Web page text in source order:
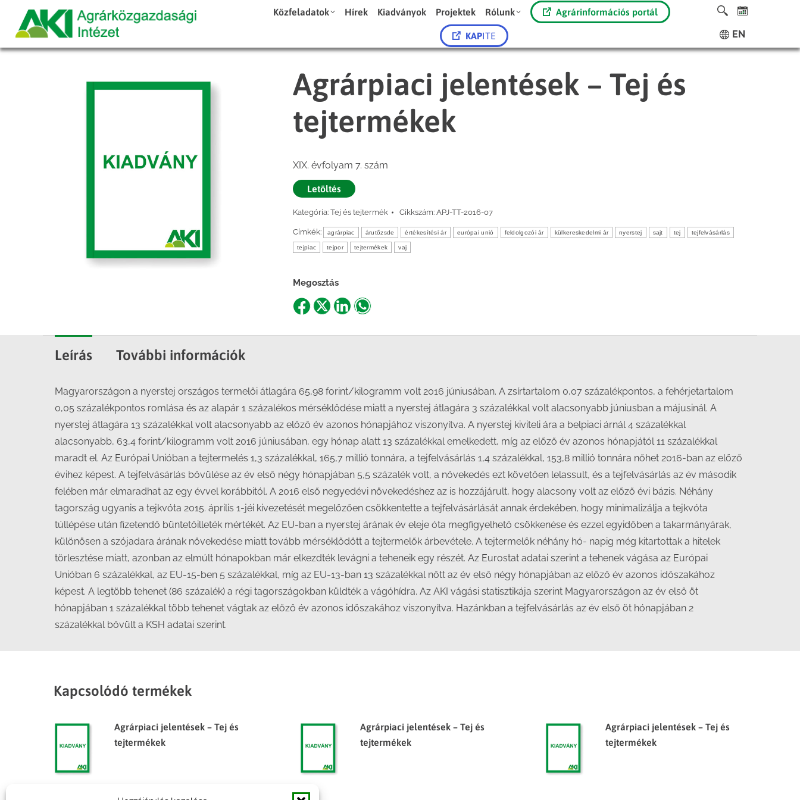
Közfeladatok Hírek Kiadványok Projektek Rólunk Agrárinformációs portál
KAPITE EN
Agrárpiaci jelentések – Tej és
tejtermékek
XIX. évfolyam 7. szám
Letöltés
Kategória: Tej és tejtermék Cikkszám: APJ-TT-2016-07
Címkék: agrárpiac árutőzsde értékesítési ár európai unió feldolgozói ár külkereskedelmi ár nyerstej sajt tej tejfelvásárlás
tejpiac tejpor tejtermékek vaj
Megosztás
ShareShareShareShare
Leírás További információk
Magyarországon a nyerstej országos termelői átlagára 65,98 forint/kilogramm volt 2016 júniusában. A zsírtartalom 0,07 százalékpontos, a fehérjetartalom
0,05 százalékpontos romlása és az alapár 1 százalékos mérséklődése miatt a nyerstej átlagára 3 százalékkal volt alacsonyabb júniusban a májusinál. A
nyerstej átlagára 13 százalékkal volt alacsonyabb az előző év azonos hónapjához viszonyítva. A nyerstej kiviteli ára a belpiaci árnál 4 százalékkal
alacsonyabb, 63,4 forint/kilogramm volt 2016 júniusában, egy hónap alatt 13 százalékkal emelkedett, míg az előző év azonos hónapjától 11 százalékkal
maradt el. Az Európai Unióban a tejtermelés 1,3 százalékkal, 165,7 millió tonnára, a tejfelvásárlás 1,4 százalékkal, 153,8 millió tonnára nőhet 2016-ban az előző
évihez képest. A tejfelvásárlás bővülése az év első négy hónapjában 5,5 százalék volt, a növekedés ezt követően lelassult, és a tejfelvásárlás az év második
felében már elmaradhat az egy évvel korábbitól. A 2016 első negyedévi növekedéshez az is hozzájárult, hogy alacsony volt az előző évi bázis. Néhány
tagország ugyanis a tejkvóta 2015. április 1-jéi kivezetését megelőzően csökkentette a tejfelvásárlását annak érdekében, hogy minimalizálja a tejkvóta
túllépése után fizetendő büntetőilleték mértékét. Az EU-ban a nyerstej árának év eleje óta megfigyelhető csökkenése és ezzel egyidőben a takarmányárak,
különösen a szójadara árának növekedése miatt tovább mérséklődött a tejtermelők árbevétele. A tejtermelők néhány hó- napig még kitartottak a hitelek
törlesztése miatt, azonban az elmúlt hónapokban már elkezdték levágni a teheneik egy részét. Az Eurostat adatai szerint a tehenek vágása az Európai
Unióban 6 százalékkal, az EU-15-ben 5 százalékkal, míg az EU-13-ban 13 százalékkal nőtt az év első négy hónapjában az előző év azonos időszakához
képest. A legtöbb tehenet (86 százalék) a régi tagországokban küldték a vágóhídra. Az AKI vágási statisztikája szerint Magyarországon az év első öt
hónapjában 1 százalékkal több tehenet vágtak az előző év azonos időszakához viszonyítva. Hazánkban a tejfelvásárlás az év első öt hónapjában 2
százalékkal bővült a KSH adatai szerint.
Kapcsolódó termékek
Agrárpiaci jelentések – Tej és
tejtermékek
Agrárpiaci jelentések – Tej és
tejtermékek
Agrárpiaci jelentések – Tej és
tejtermékek